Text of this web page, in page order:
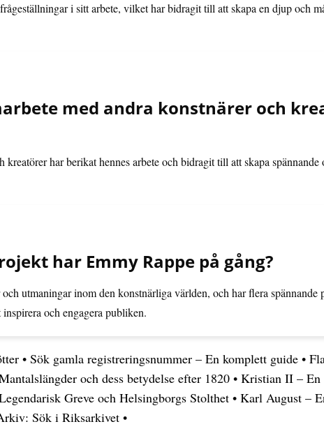
i sitt arbete, vilket har bidragit till att skapa en djup och
med andra konstnärer och
kreatörer har berikat hennes arbete och bidragit till att skapa
har Emmy Rappe på gång?
utmaningar inom den konstnärliga världen, och har flera spännande
och engagera publiken.
• Sök gamla registreringsnummer – En komplett guide •
och dess betydelse efter 1820 • Kristian II – En
Greve och Helsingborgs Stolthet • Karl August –
Sök i Riksarkivet •